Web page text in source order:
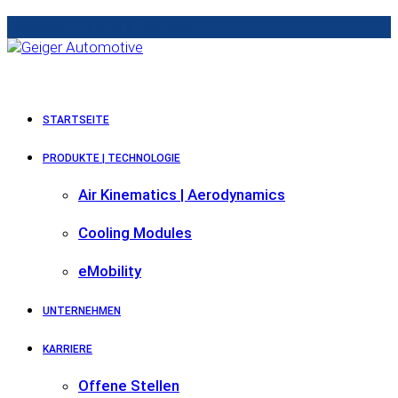
STARTSEITE
PRODUKTE | TECHNOLOGIE
Air Kinematics | Aerodynamics
Cooling Modules
eMobility
UNTERNEHMEN
KARRIERE
Offene Stellen